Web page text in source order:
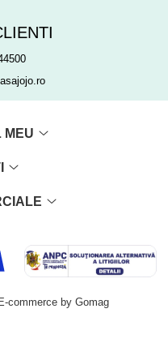
MEU
commerce by Gomag